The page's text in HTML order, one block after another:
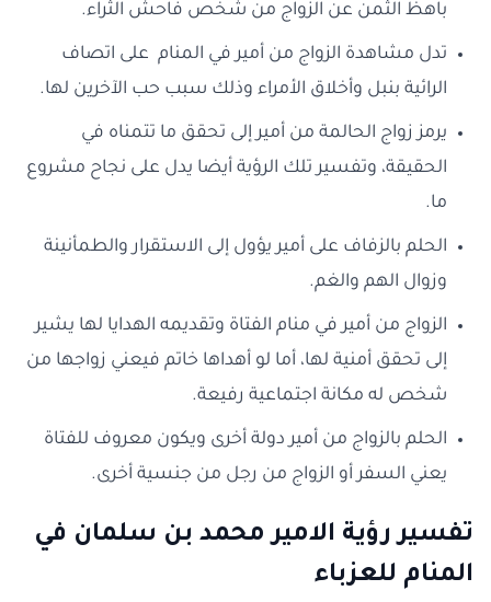
باهظ الثمن عن الزواج من شخص فاحش الثراء.
تدل مشاهدة الزواج من أمير في المنام على اتصاف
الرائية بنبل وأخلاق الأمراء وذلك سبب حب الآخرين لها.
يرمز زواج الحالمة من أمير إلى تحقق ما تتمناه في
الحقيقة، وتفسير تلك الرؤية أيضا يدل على نجاح مشروع
ما.
الحلم بالزفاف على أمير يؤول إلى الاستقرار والطمأنينة
وزوال الهم والغم.
الزواج من أمير في منام الفتاة وتقديمه الهدايا لها يشير
إلى تحقق أمنية لها، أما لو أهداها خاتم فيعني زواجها من
شخص له مكانة اجتماعية رفيعة.
الحلم بالزواج من أمير دولة أخرى ويكون معروف للفتاة
يعني السفر أو الزواج من رجل من جنسية أخرى.
تفسير رؤية الامير محمد بن سلمان في
المنام للعزباء